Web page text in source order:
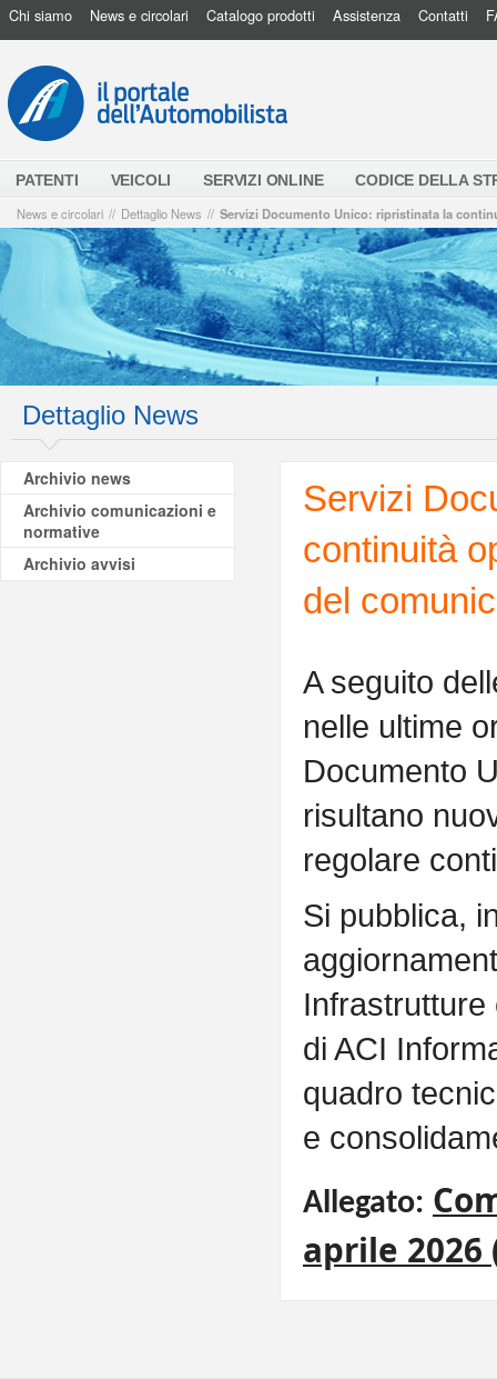
Chi siamo News e circolari Catalogo prodotti Assistenza Contatti
PATENTI VEICOLI SERVIZI ONLINE
CODICE DELLA
News e circolari // Dettaglio News // Servizi Documento Unico: ripristinata la
Dettaglio News
Archivio news
Archivio comunicazioni e
normative
Archivio avvisi
Servizi
continuità
del
A seguito
nelle ultime
Documento
risultano
regolare
Si pubblica,
Infrastrutture
di ACI
quadro
e
Allegato:
aprile 2026